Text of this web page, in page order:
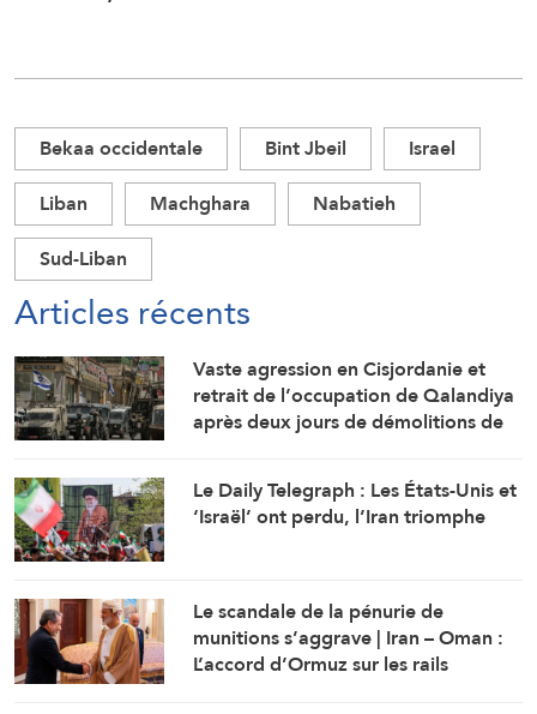
Bekaa occidentale Bint Jbeil
Israel
Liban
Machghara
Nabatieh
Sud-Liban
Articles récents
Vaste agression en Cisjordanie et
retrait de l’occupation de Qalandiya
après deux jours de démolitions de
Le Daily Telegraph : Les États-Unis et
‘Israël’ ont perdu, l’Iran triomphe
Le scandale de la pénurie de
munitions s’aggrave | Iran – Oman :
L’accord d’Ormuz sur les rails